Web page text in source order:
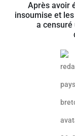
Après avoir
insoumise et
a censuré
Article